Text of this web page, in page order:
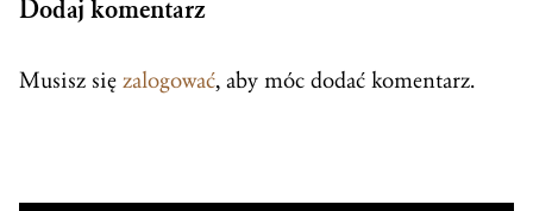
Dodaj komentarz
Musisz się zalogować, aby móc dodać komentarz.